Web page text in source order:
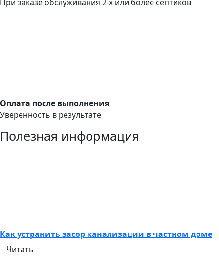
При заказе обслуживания 2-х или более септиков
Оплата после выполнения
Уверенность в результате
Полезная информация
Как устранить засор канализации в частном доме
Читать